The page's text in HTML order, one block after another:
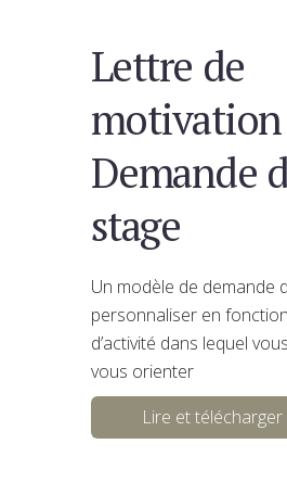
Lettre de
motivation
Demande
stage
Un modèle de demande
personnaliser en
d’activité dans lequel
vous orienter
Lire et